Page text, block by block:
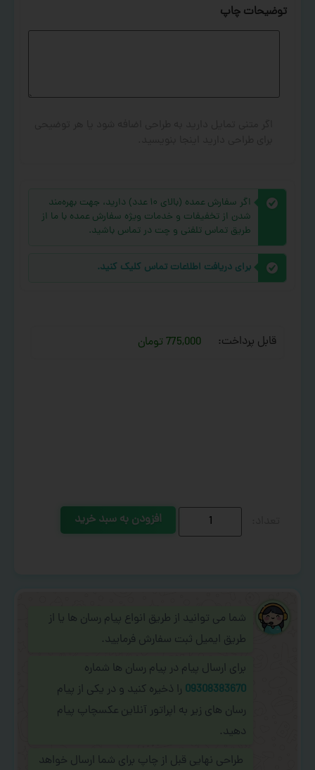
توضیحات چاپ
اگر سفارش عمده (بالای ۱۰ عدد) دارید، جهت بهره‌مند
شدن از تخفیفات و خدمات ویژه سفارش عمده با ما از
طریق تماس تلفنی و چت در تماس باشید.
برای دریافت اطلاعات تماس کلیک کنید.
قابل پرداخت: 775,000 تومان
افزودن به سبد خرید
شما می توانید از طریق انواع پیام رسان ها یا از
طریق ایمیل ثبت سفارش فرمایید.
برای ارسال پیام در پیام رسان ها شماره
09308383670 را ذخیره کنید و در یکی از پیام
رسان های زیر به اپراتور آنلاین عکسچاپ پیام
دهید.
طراحی نهایی قبل از چاپ برای شما ارسال خواهد